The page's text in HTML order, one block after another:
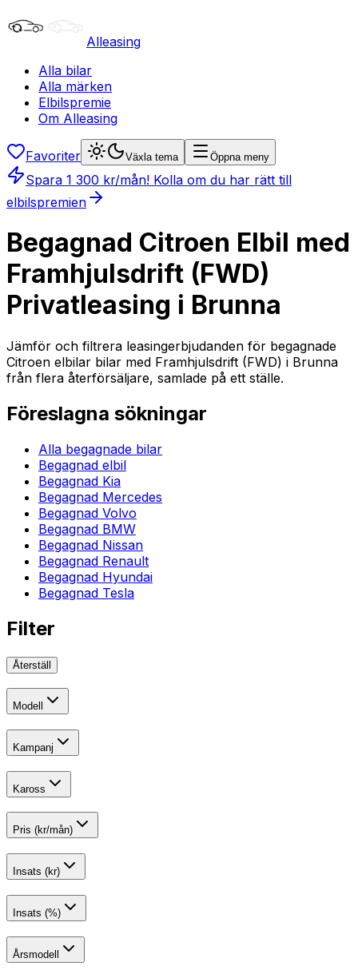
Alleasing
Alla bilar
Alla märken
Elbilspremie
Om Alleasing
Favoriter Växla tema Öppna meny
Spara 1 300 kr/mån! Kolla om du har rätt till
elbilspremien
Begagnad Citroen Elbil med
Framhjulsdrift (FWD)
Privatleasing i Brunna
Jämför och filtrera leasingerbjudanden för begagnade
Citroen elbilar bilar med Framhjulsdrift (FWD) i Brunna
från flera återförsäljare, samlade på ett ställe.
Föreslagna sökningar
Alla begagnade bilar
Begagnad elbil
Begagnad Kia
Begagnad Mercedes
Begagnad Volvo
Begagnad BMW
Begagnad Nissan
Begagnad Renault
Begagnad Hyundai
Begagnad Tesla
Filter
Återställ
Modell
Kampanj
Kaross
Pris (kr/mån)
Insats (kr)
Insats (%)
Årsmodell